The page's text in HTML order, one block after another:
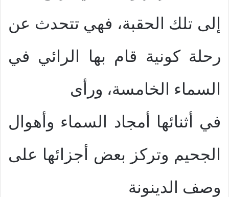
إلى تلك الحقبة، فهي تتحدث عن
رحلة كونية قام بها الرائي في
السماء الخامسة، ورأى
في أثنائها أمجاد السماء وأهوال
الجحيم وتركز بعض أجزائها على
وصف الدينونة